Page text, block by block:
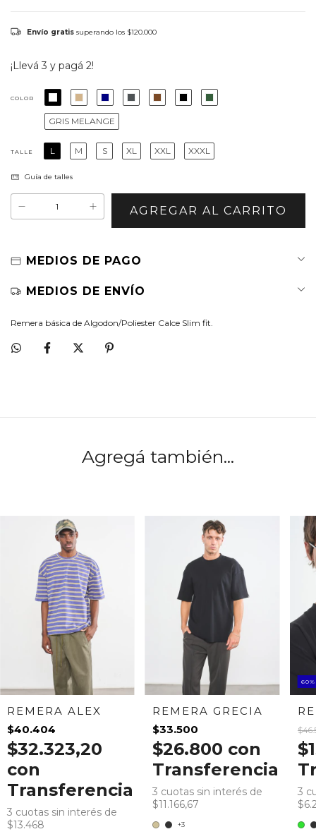
Envío gratis superando los $120.000
¡Llevá 3 y pagá 2!
COLOR
GRIS MELANGE
TALLE L M S XL XXL XXXL
Guía de talles
MEDIOS DE PAGO
MEDIOS DE ENVÍO
Remera básica de Algodon/Poliester Calce Slim fit.
Agregá también...
REMERA ALEX
$40.404
$32.323,20
con
Transferencia
3 cuotas sin interés de
$13.468
REMERA GRECIA
$33.500
$26.800 con
Transferencia
+3
3 cuotas sin interés de
$11.166,67
60
3